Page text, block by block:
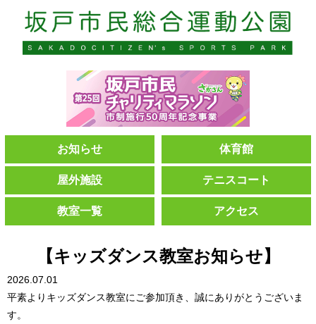
お知らせ 体育館
屋外施設 テニスコート
教室一覧 アクセス
【キッズダンス教室お知らせ】
2026.07.01
平素よりキッズダンス教室にご参加頂き、誠にありがとうございま
す。